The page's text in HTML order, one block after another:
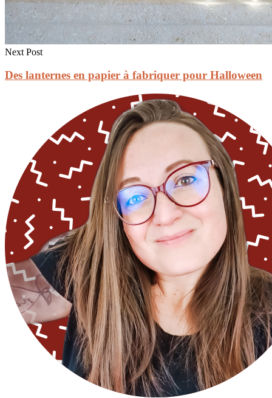
Next Post
Des lanternes en papier à fabriquer pour Halloween